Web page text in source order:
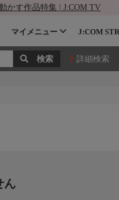
かす作品特集 | J:COM TV
マイメニュー J:COM
詳細検索
ん